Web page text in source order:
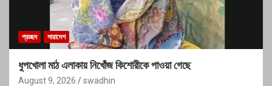
প্রচ্ছদ সারাদেশ
ধুপখোলা মাঠ এলাকায় নিখোঁজ কিশোরীকে পাওয়া গেছে
August 9, 2026 swadhin